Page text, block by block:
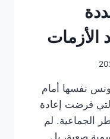
وجدت تونس نفسها أمام
فرضت إعادة
الجماعية. لم
صعبة، بل